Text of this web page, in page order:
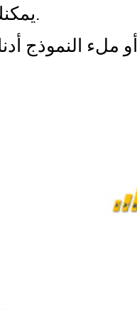
يمكنك الحصول على عرض أسعار في غضون 24 ساعة لجميع طلباتك.